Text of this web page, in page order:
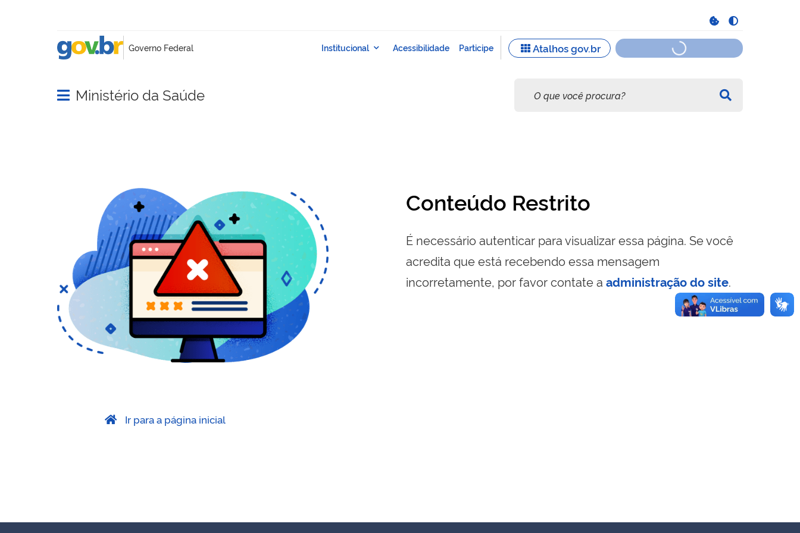
Abrir menu principal de navegação
Ministério da Saúde
Conteúdo Restrito
É necessário autenticar para visualizar essa página. Se você
acredita que está recebendo essa mensagem
incorretamente, por favor contate a administração do site.
Ir para a página inicial